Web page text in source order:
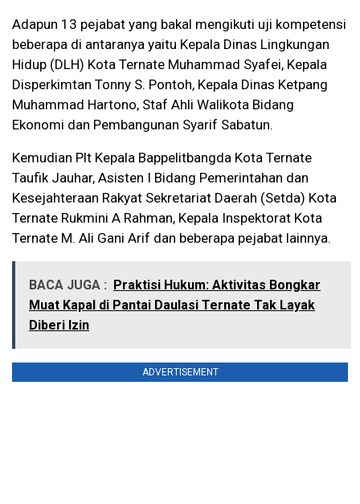
Adapun 13 pejabat yang bakal mengikuti uji kompetensi
beberapa di antaranya yaitu Kepala Dinas Lingkungan
Hidup (DLH) Kota Ternate Muhammad Syafei, Kepala
Disperkimtan Tonny S. Pontoh, Kepala Dinas Ketpang
Muhammad Hartono, Staf Ahli Walikota Bidang
Ekonomi dan Pembangunan Syarif Sabatun.
Kemudian Plt Kepala Bappelitbangda Kota Ternate
Taufik Jauhar, Asisten I Bidang Pemerintahan dan
Kesejahteraan Rakyat Sekretariat Daerah (Setda) Kota
Ternate Rukmini A Rahman, Kepala Inspektorat Kota
Ternate M. Ali Gani Arif dan beberapa pejabat lainnya.
BACA JUGA : Praktisi Hukum: Aktivitas Bongkar
Muat Kapal di Pantai Daulasi Ternate Tak Layak
Diberi Izin
ADVERTISEMENT